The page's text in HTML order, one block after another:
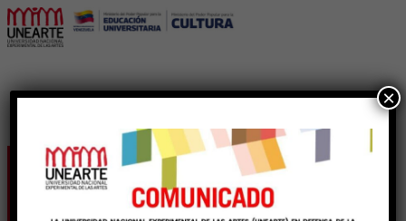
Unearte y el Museo
×